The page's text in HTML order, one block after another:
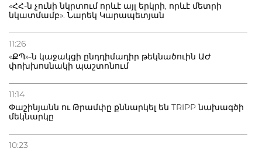
«ՀՀ-ն չունի նկրտում որևէ այլ երկրի, որևէ մետրի
նկատմամբ». Նարեկ Կարապետյան
11:26
«ՔՊ»-ն կաջակցի ընդդիմադիր թեկնածուին ԱԺ
փոխխոսնակի պաշտոնում
11:14
Փաշինյանն ու Թրամփը քննարկել են TRIPP նախագծի
մեկնարկը
10:23